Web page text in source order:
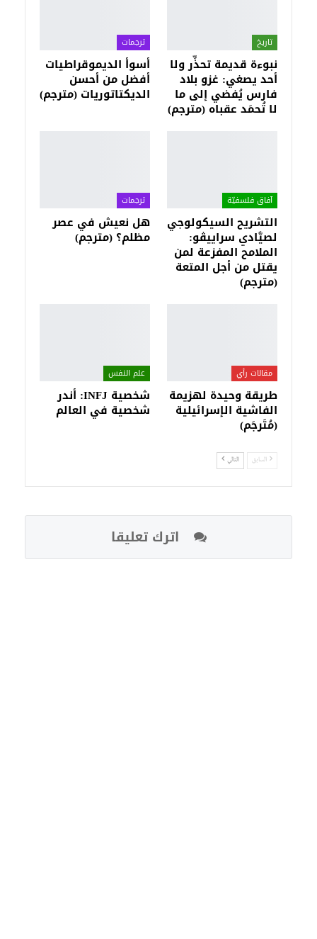
تاريخ
نبوءة قديمة تحذِّر ولا
أحد يصغي: غزو بلاد
فارس يُفضي إلى ما
لا تُحمَد عقباه (مترجم)
ترجمات
أسوأ الديموقراطيات
أفضل من أحسن
الديكتاتوريات (مترجم)
آفاق فلسفيّة‎
التشريح السيكولوجي
لصيَّادي سراييڤو:
الملامح المفزعة لمن
يقتل من أجل المتعة
(مترجم)
ترجمات
هل نعيش في عصر
مظلم؟ (مترجم)
مقالات رأي
طريقة وحيدة لهزيمة
الفاشية الإسرائيلية
(مُتَرجَم)
علم النفس
شخصية INFJ: أندر
شخصية في العالم
السابق التالي
اترك تعليقا